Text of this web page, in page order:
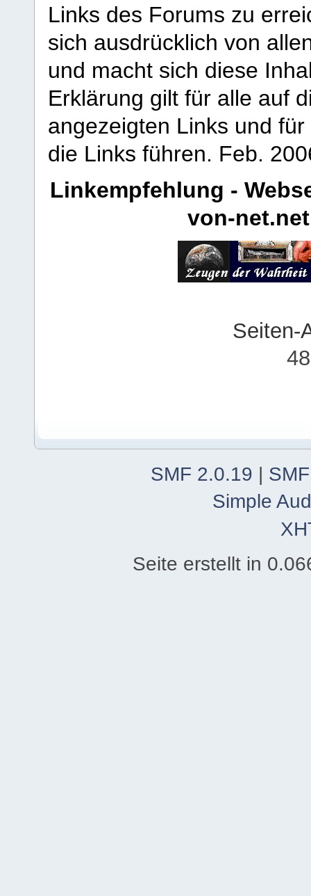
Links des Forums zu
sich ausdrücklich von
und macht sich diese
Erklärung gilt für alle auf
angezeigten Links und
die Links führen. Feb.
Linkempfehlung -
von-net.net
Seiten-
SMF 2.0.19 |
Simple
Seite erstellt in